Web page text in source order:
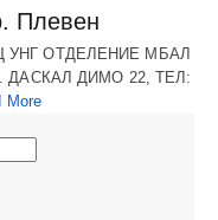
Плевен
ОТДЕЛЕНИЕ МБАЛ
ДАСКАЛ ДИМО 22, ТЕЛ:
More